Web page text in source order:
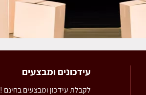
עידכונים ומבצעים
לקבלת עידכון ומבצעים בחינם !